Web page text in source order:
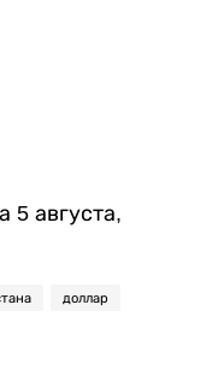
5 августа,
доллар